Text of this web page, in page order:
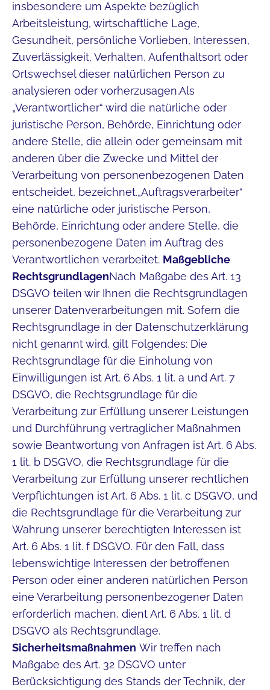
insbesondere um Aspekte bezüglich
Arbeitsleistung, wirtschaftliche Lage,
Gesundheit, persönliche Vorlieben, Interessen,
Zuverlässigkeit, Verhalten, Aufenthaltsort oder
Ortswechsel dieser natürlichen Person zu
analysieren oder vorherzusagen.Als
„Verantwortlicher“ wird die natürliche oder
juristische Person, Behörde, Einrichtung oder
andere Stelle, die allein oder gemeinsam mit
anderen über die Zwecke und Mittel der
Verarbeitung von personenbezogenen Daten
entscheidet, bezeichnet.„Auftragsverarbeiter“
eine natürliche oder juristische Person,
Behörde, Einrichtung oder andere Stelle, die
personenbezogene Daten im Auftrag des
Verantwortlichen verarbeitet. Maßgebliche
RechtsgrundlagenNach Maßgabe des Art. 13
DSGVO teilen wir Ihnen die Rechtsgrundlagen
unserer Datenverarbeitungen mit. Sofern die
Rechtsgrundlage in der Datenschutzerklärung
nicht genannt wird, gilt Folgendes: Die
Rechtsgrundlage für die Einholung von
Einwilligungen ist Art. 6 Abs. 1 lit. a und Art. 7
DSGVO, die Rechtsgrundlage für die
Verarbeitung zur Erfüllung unserer Leistungen
und Durchführung vertraglicher Maßnahmen
sowie Beantwortung von Anfragen ist Art. 6 Abs.
1 lit. b DSGVO, die Rechtsgrundlage für die
Verarbeitung zur Erfüllung unserer rechtlichen
Verpflichtungen ist Art. 6 Abs. 1 lit. c DSGVO, und
die Rechtsgrundlage für die Verarbeitung zur
Wahrung unserer berechtigten Interessen ist
Art. 6 Abs. 1 lit. f DSGVO. Für den Fall, dass
lebenswichtige Interessen der betroffenen
Person oder einer anderen natürlichen Person
eine Verarbeitung personenbezogener Daten
erforderlich machen, dient Art. 6 Abs. 1 lit. d
DSGVO als Rechtsgrundlage.
Sicherheitsmaßnahmen Wir treffen nach
Maßgabe des Art. 32 DSGVO unter
Berücksichtigung des Stands der Technik, der